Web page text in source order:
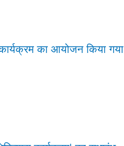
का आयोजन किया गया